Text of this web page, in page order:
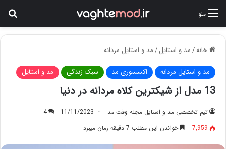
منو
خانه/مد و استایل/مد و استایل مردانه
مد و استایل مردانه اکسسوری مد سبک زندگی مد و استایل
13 مدل از شیکترین کلاه مردانه در دنیا
تیم تخصصی مد و استایل مجله وقت مد 11/11/2023
4
7,959
خواندن این مطلب 7 دقیقه زمان میبرد